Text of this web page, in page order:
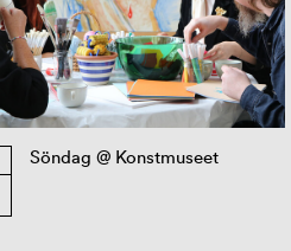
Söndag @ Konstmuseet